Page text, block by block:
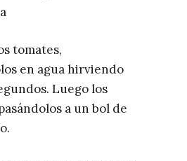
tomates,
en agua hirviendo
Luego los
a un bol de